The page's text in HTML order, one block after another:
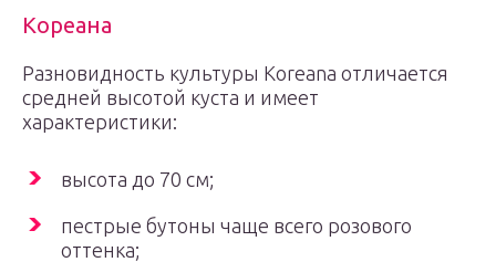
Кореана
Разновидность культуры Koreana отличается
средней высотой куста и имеет
характеристики:
высота до 70 см;
пестрые бутоны чаще всего розового
оттенка;